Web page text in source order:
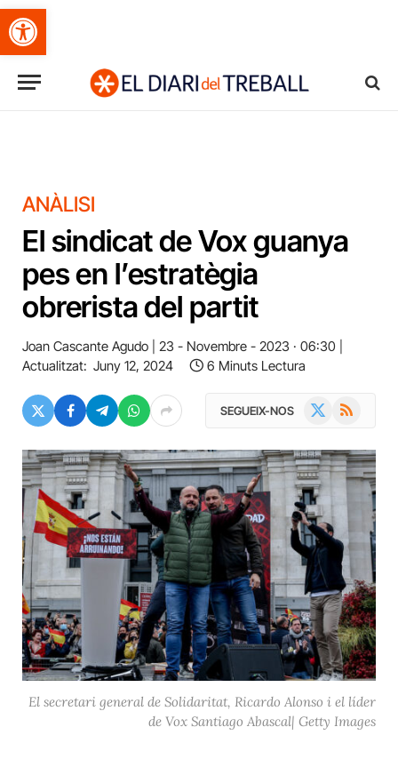
Obre la barra d'eines
ANÀLISI
El sindicat de Vox guanya
pes en l’estratègia
obrerista del partit
Joan Cascante Agudo
23 - Novembre - 2023 · 06:30
Actualitzat: Juny 12, 2024 6 Minuts Lectura
SEGUEIX-NOS RSS
El secretari general de Solidaritat, Ricardo Alonso i el líder
de Vox Santiago Abascal| Getty Images